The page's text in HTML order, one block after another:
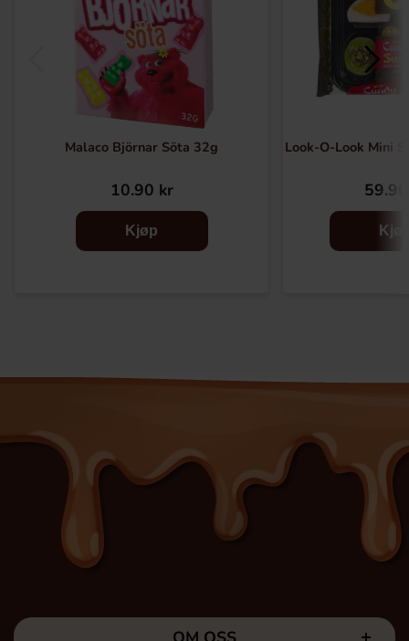
Malaco Björnar Söta 32g
10.90 kr
Kjøp
Look-O-Look Mini